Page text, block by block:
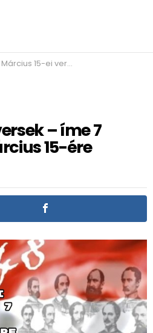
Március 15-ei versek – íme 7 költemény március 15-ére
– íme 7
15-ére